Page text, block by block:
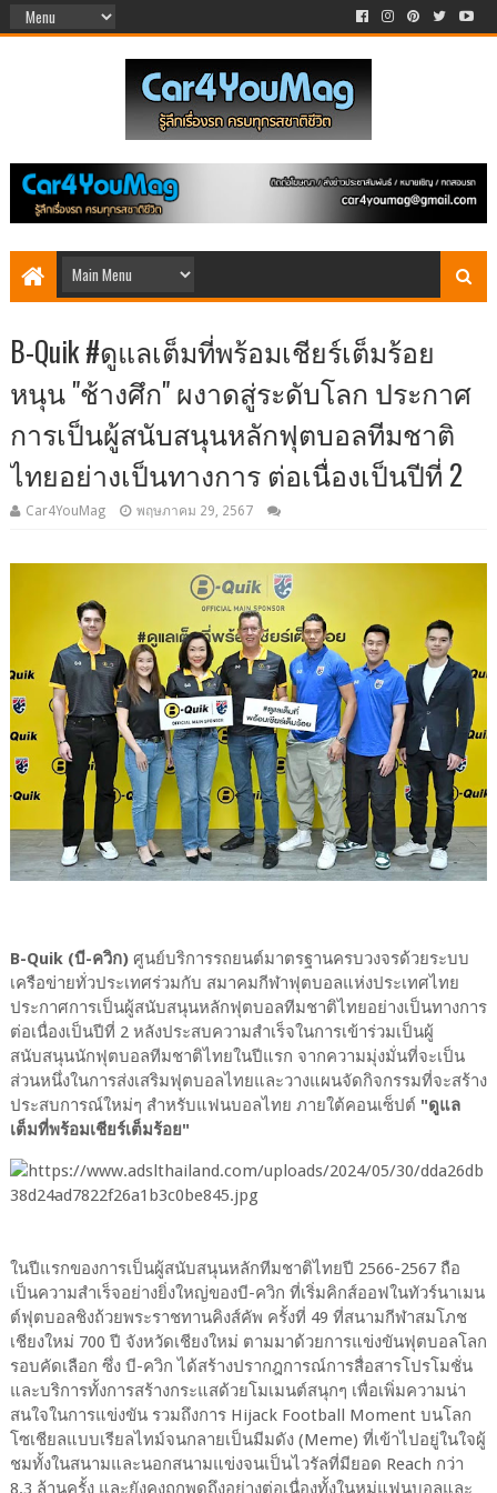
B-Quik #ดูแลเต็มที่พร้อมเชียร์เต็มร้อย
หนุน "ช้างศึก" ผงาดสู่ระดับโลก ประกาศ
การเป็นผู้สนับสนุนหลักฟุตบอลทีมชาติ
ไทยอย่างเป็นทางการ ต่อเนื่องเป็นปีที่ 2
Car4YouMag พฤษภาคม 29, 2567
B-Quik (บี-ควิก)ศูนย์บริการรถยนต์มาตรฐานครบวงจรด้วยระบบ
เครือข่ายทั่วประเทศร่วมกับ สมาคมกีฬาฟุตบอลแห่งประเทศไทย
ประกาศการเป็นผู้สนับสนุนหลักฟุตบอลทีมชาติไทยอย่างเป็นทางการ
ต่อเนื่องเป็นปีที่ 2 หลังประสบความสำเร็จในการเข้าร่วมเป็นผู้
สนับสนุนนักฟุตบอลทีมชาติไทยในปีแรก จากความมุ่งมั่นที่จะเป็น
ส่วนหนึ่งในการส่งเสริมฟุตบอลไทยและวางแผนจัดกิจกรรมที่จะสร้าง
ประสบการณ์ใหม่ๆ สำหรับแฟนบอลไทย ภายใต้คอนเซ็ปต์ "ดูแล
เต็มที่พร้อมเชียร์เต็มร้อย"
ในปีแรกของการเป็นผู้สนับสนุนหลักทีมชาติไทยปี 2566-2567 ถือ
เป็นความสำเร็จอย่างยิ่งใหญ่ของบี-ควิก ที่เริ่มคิกส์ออฟในทัวร์นาเมน
ต์ฟุตบอลชิงถ้วยพระราชทานคิงส์คัพ ครั้งที่ 49 ที่สนามกีฬาสมโภช
เชียงใหม่ 700 ปี จังหวัดเชียงใหม่ ตามมาด้วยการแข่งขันฟุตบอลโลก
รอบคัดเลือก ซึ่ง บี-ควิก ได้สร้างปรากฎการณ์การสื่อสารโปรโมชั่น
และบริการทั้งการสร้างกระแสด้วยโมเมนต์สนุกๆ เพื่อเพิ่มความน่า
สนใจในการแข่งขัน รวมถึงการ Hijack Football Moment บนโลก
โซเชียลแบบเรียลไทม์จนกลายเป็นมีมดัง (Meme) ที่เข้าไปอยู่ในใจผู้
ชมทั้งในสนามและนอกสนามแข่งจนเป็นไวรัลที่มียอด Reach กว่า
8.3 ล้านครั้ง และยังคงถูกพูดถึงอย่างต่อเนื่องทั้งในหมู่แฟนบอลและ